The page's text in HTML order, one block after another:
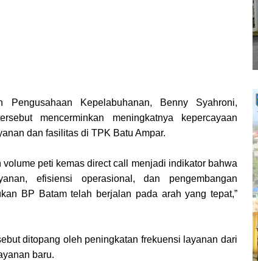
Pengusahaan Kepelabuhanan, Benny Syahroni,
mencerminkan meningkatnya kepercayaan
dan fasilitas di TPK Batu Ampar.
peti kemas direct call menjadi indikator bahwa
efisiensi operasional, dan pengembangan
BP Batam telah berjalan pada arah yang tepat,”
ditopang oleh peningkatan frekuensi layanan dari
baru.